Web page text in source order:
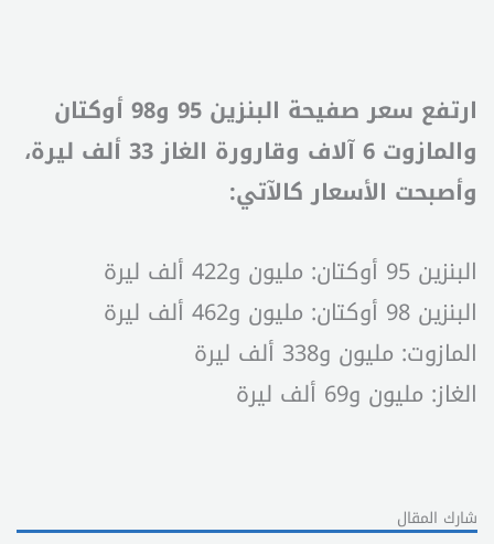
ارتفع سعر صفيحة البنزين 95 و98 أوكتان
والمازوت 6 آلاف وقارورة الغاز 33 ألف ليرة،
وأصبحت الأسعار كالآتي:
البنزين 95 أوكتان: مليون و422 ألف ليرة
البنزين 98 أوكتان: مليون و462 ألف ليرة
المازوت: مليون و338 ألف ليرة
الغاز: مليون و69 ألف ليرة
شارك المقال